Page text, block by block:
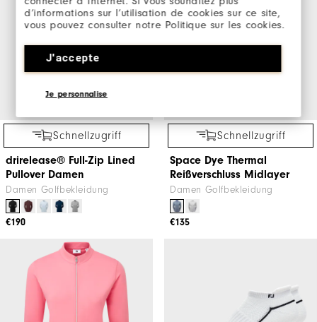
d’informations sur l’utilisation de cookies sur ce site,
vous pouvez consulter notre Politique sur les cookies.
J'accepte
Je personnalise
Schnellzugriff
drirelease® Full-Zip Lined
Pullover Damen
Damen Golfbekleidung
€190
Schnellzugriff
Space Dye Thermal
Reißverschluss Midlayer
Damen Golfbekleidung
€135